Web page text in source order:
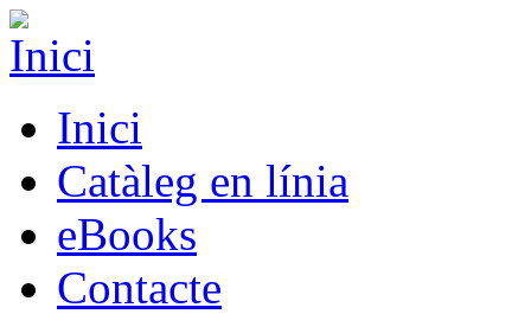
Inici
Catàleg en línia
eBooks
Contacte